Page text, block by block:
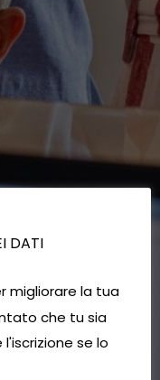
DATI
migliorare la tua
che tu sia
se lo